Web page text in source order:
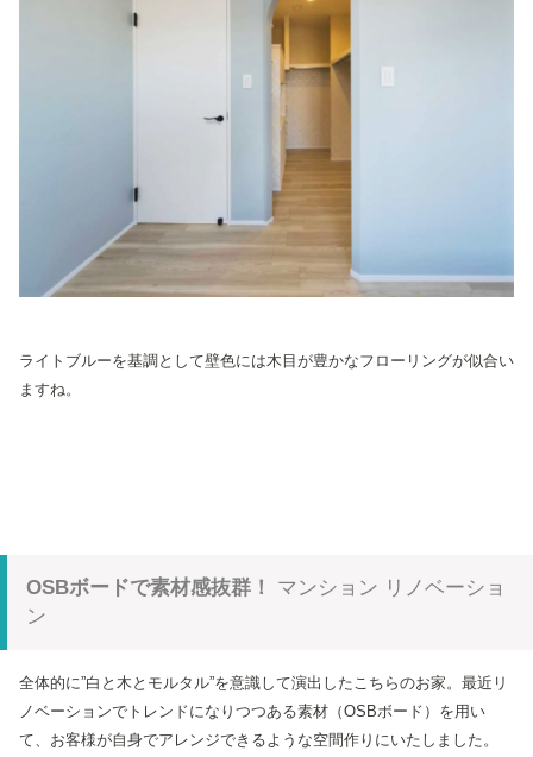
ライトブルーを基調として壁色には木目が豊かなフローリングが似合い
ますね。
OSBボードで素材感抜群！ マンション リノベーショ
ン
全体的に”白と木とモルタル”を意識して演出したこちらのお家。最近リ
ノベーションでトレンドになりつつある素材（OSBボード）を用い
て、お客様が自身でアレンジできるような空間作りにいたしました。